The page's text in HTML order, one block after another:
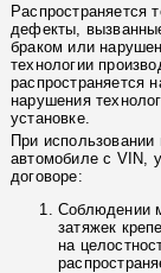
Распространяется
дефекты,
браком или
технологии
распространяется
нарушения
установке.
При использовании
автомобиле с VIN,
договоре:
Соблюдении
затяжек
на